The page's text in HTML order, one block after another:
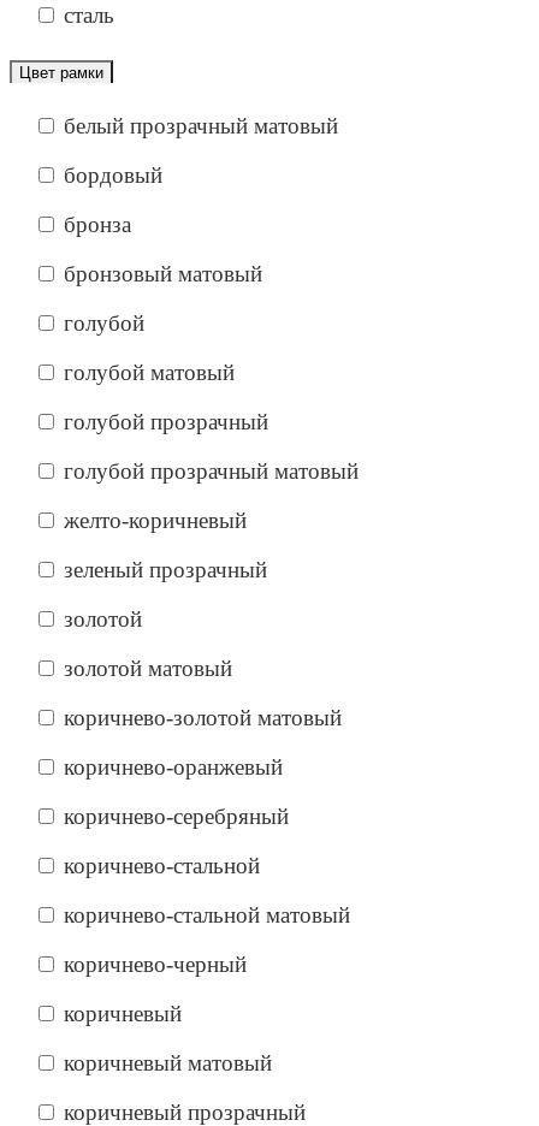
сталь
Цвет рамки
белый прозрачный матовый
бордовый
бронза
бронзовый матовый
голубой
голубой матовый
голубой прозрачный
голубой прозрачный матовый
желто-коричневый
зеленый прозрачный
золотой
золотой матовый
коричнево-золотой матовый
коричнево-оранжевый
коричнево-серебряный
коричнево-стальной
коричнево-стальной матовый
коричнево-черный
коричневый
коричневый матовый
коричневый прозрачный